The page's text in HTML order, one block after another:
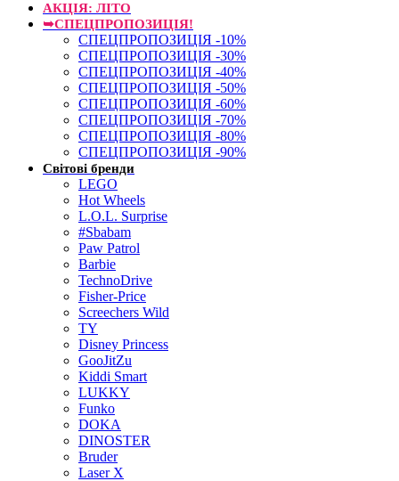
АКЦІЯ: ЛІТО
➥СПЕЦПРОПОЗИЦІЯ!
СПЕЦПРОПОЗИЦІЯ -10%
СПЕЦПРОПОЗИЦІЯ -30%
СПЕЦПРОПОЗИЦІЯ -40%
СПЕЦПРОПОЗИЦІЯ -50%
СПЕЦПРОПОЗИЦІЯ -60%
СПЕЦПРОПОЗИЦІЯ -70%
СПЕЦПРОПОЗИЦІЯ -80%
СПЕЦПРОПОЗИЦІЯ -90%
Світові бренди
LEGO
Hot Wheels
L.O.L. Surprise
#Sbabam
Paw Patrol
Barbie
TechnoDrive
Fisher-Price
Screechers Wild
TY
Disney Princess
GooJitZu
Kiddi Smart
LUKKY
Funko
DOKA
DINOSTER
Bruder
Laser X